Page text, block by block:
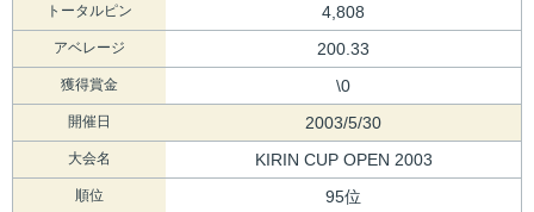
トータルピン 4,808
アベレージ 200.33
獲得賞金 \0
開催日 2003/5/30
大会名 KIRIN CUP OPEN 2003
順位 95位